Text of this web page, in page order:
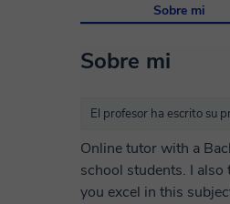
Sobre mi
Sobre mi
El profesor ha escrito su
Online tutor with a
school students. I also
you excel in this